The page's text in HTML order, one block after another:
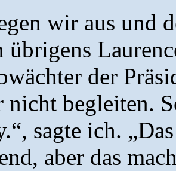
wir aus und
übrigens
der
nicht begleiten.
sagte ich.
aber das